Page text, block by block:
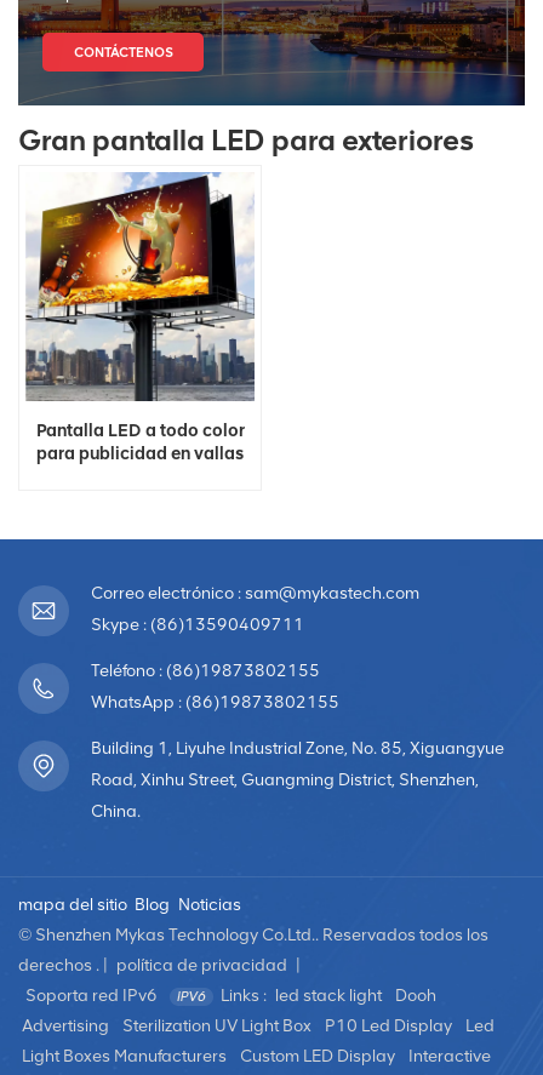
CONTÁCTENOS
Gran pantalla LED para exteriores
Pantalla LED a todo color
para publicidad en vallas
Correo electrónico : sam@mykastech.com
Skype : (86)13590409711
Teléfono : (86)19873802155
WhatsApp : (86)19873802155
Building 1, Liyuhe Industrial Zone, No. 85, Xiguangyue
Road, Xinhu Street, Guangming District, Shenzhen,
China.
mapa del sitio Blog Noticias
© Shenzhen Mykas Technology Co.Ltd.. Reservados todos los
derechos . |
política de privacidad
Soporta red IPv6
Links : led stack light
Dooh
Advertising
Sterilization UV Light Box P10 Led Display
Led
Light Boxes Manufacturers
Custom LED Display Interactive